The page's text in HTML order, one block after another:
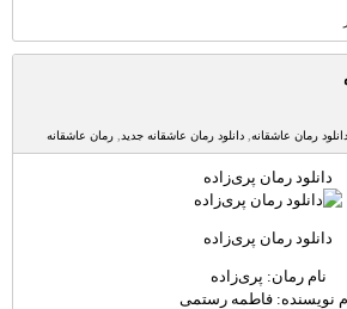
دانلود رمان عاشقانه, دانلود رمان عاشقانه جدید رمان عاشقانه
دانلود رمان پری‌زاده
دانلود رمان پری‌زاده
نام رمان: پری‌زاده
نویسنده: فاطمه رستمی